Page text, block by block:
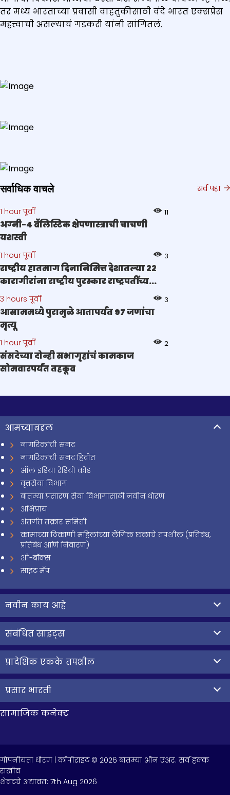
तर मध्य भारताच्या प्रवासी वाहतुकीसाठी वंदे भारत एक्सप्रेस
महत्त्वाची असल्याचं गडकरी यांनी सांगितलं.
सर्वाधिक वाचले सर्व पहा
1 hour पूर्वी 11
अग्नी-4 बॅलिस्टिक क्षेपणास्त्राची चाचणी
यशस्वी
1 hour पूर्वी 3
राष्ट्रीय हातमाग दिनानिमित्त देशातल्या २२
कारागीरांना राष्ट्रीय पुरस्कार राष्ट्रपतींच्य...
3 hours पूर्वी 3
आसाममध्ये पुरामुळे आतापर्यंत 97 जणांचा
मृत्यू
1 hour पूर्वी 2
संसदेच्या दोन्ही सभागृहांचं कामकाज
सोमवारपर्यंत तहकूब
आमच्याबद्दल
नागरिकांची सनद
नागरिकांची सनद हिंदीत
ऑल इंडिया रेडियो कोड
वृत्तसेवा विभाग
बातम्या प्रसारण सेवा विभागासाठी नवीन धोरण
अभिप्राय
अंतर्गत तक्रार समिती
कामाच्या ठिकाणी महिलांच्या लैंगिक छळाचे तपशील (प्रतिबंध,
प्रतिबंध आणि निवारण)
शी-बॉक्स
साइट मॅप
नवीन काय आहे
संबंधित साइट्स
प्रादेशिक एकके तपशील
प्रसार भारती
सामाजिक कनेक्ट
गोपनीयता धोरण | कॉपीराइट © 2026 बातम्या ऑन एअर. सर्व हक्क
राखीव
शेवटचे अद्यावत: 7th Aug 2026